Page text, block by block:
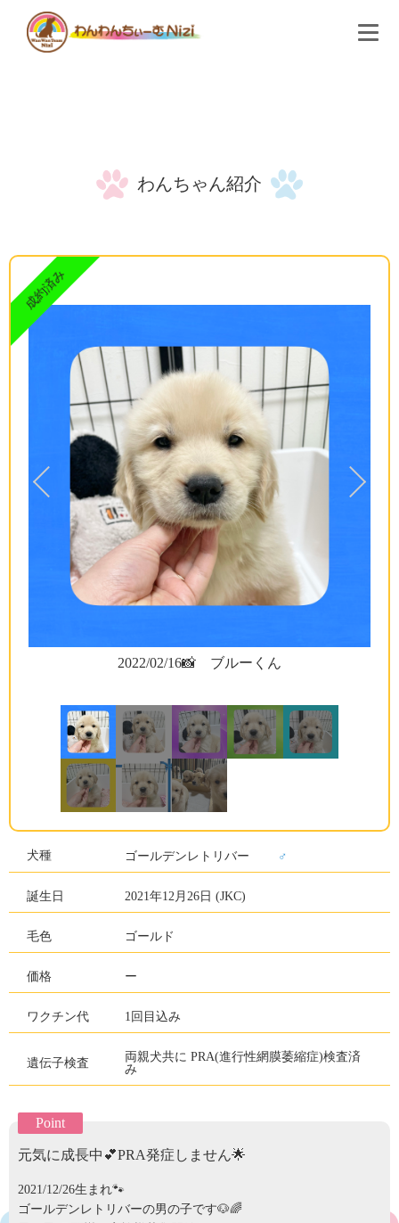
わんちゃん紹介
成約済み
2022/02/16📸 ブルーくん
犬種 ゴールデンレトリバー ♂
誕生日 2021年12月26日 (JKC)
毛色 ゴールド
価格 ー
ワクチン代 1回目込み
遺伝子検査
両親犬共に PRA(進行性網膜萎縮症)検査済
み
Point
元気に成長中💕PRA発症しません🌟
2021/12/26生まれ🐾
ゴールデンレトリバーの男の子です🐶🌈